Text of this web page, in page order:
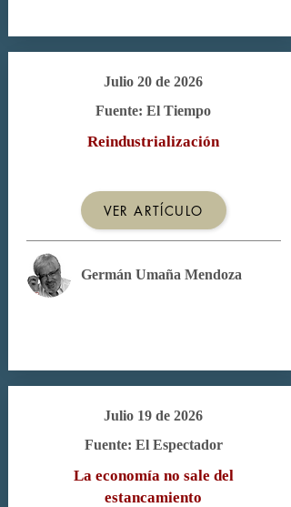
Julio 20 de 2026
Fuente: El Tiempo
Reindustrialización
VER ARTÍCULO
Germán Umaña Mendoza
Julio 19 de 2026
Fuente: El Espectador
La economía no sale del
estancamiento